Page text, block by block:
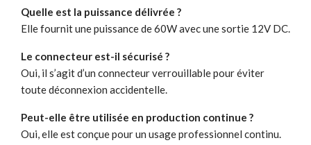
Quelle est la puissance délivrée ?
Elle fournit une puissance de 60W avec une sortie 12V DC.
Le connecteur est-il sécurisé ?
Oui, il s’agit d’un connecteur verrouillable pour éviter
toute déconnexion accidentelle.
Peut-elle être utilisée en production continue ?
Oui, elle est conçue pour un usage professionnel continu.